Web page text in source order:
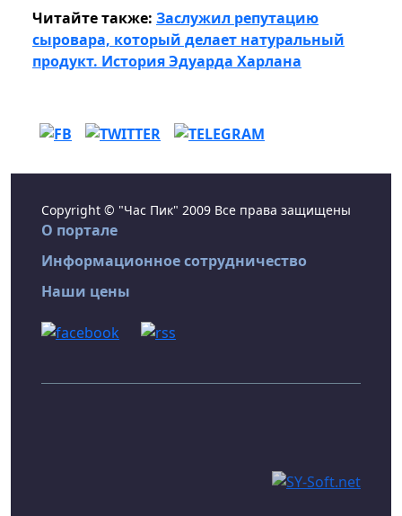
Читайте также: Заслужил репутацию
сыровара, который делает натуральный
продукт. История Эдуарда Харлана
Copyright © "Час Пик" 2009 Все права защищены
О портале
Информационное сотрудничество
Наши цены